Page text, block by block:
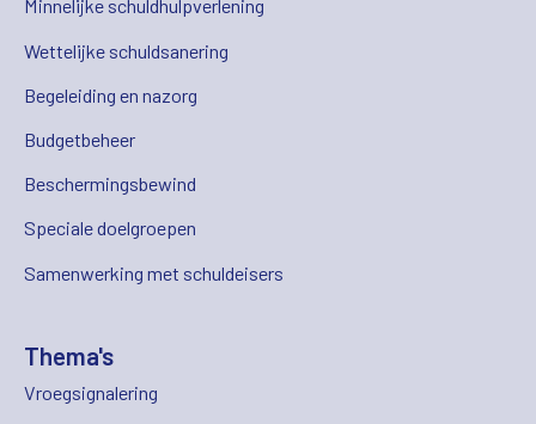
Minnelijke schuldhulpverlening
Wettelijke schuldsanering
Begeleiding en nazorg
Budgetbeheer
Beschermingsbewind
Speciale doelgroepen
Samenwerking met schuldeisers
Thema's
Vroegsignalering